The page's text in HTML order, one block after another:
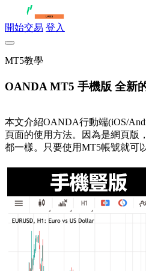
開始交易 登入
MT5教學
OANDA MT5 手機版 全新
本文介紹OANDA行動端(iOS/
頁面的使用方法。因為是網頁版
都一樣。只要使用MT5帳號就可